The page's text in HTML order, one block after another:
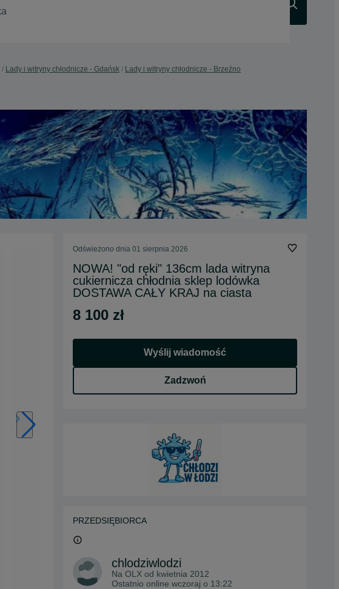
Lady i witryny chłodnicze - Gdańsk Lady i witryny chłodnicze - Brzeźno
Odświeżono dnia 01 sierpnia 2026
NOWA! "od ręki" 136cm lada witryna
cukiernicza chłodnia sklep lodówka
DOSTAWA CAŁY KRAJ na ciasta
8 100 zł
Wyślij wiadomość
Zadzwoń
PRZEDSIĘBIORCA
chlodziwlodzi
Na OLX od kwietnia 2012
Ostatnio online wczoraj o 13:22